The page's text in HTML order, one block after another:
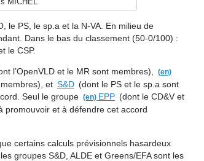
l’ACTA pourrait s’appliquer
un site web hébergeant illégalement des
spécialisée dans la contrefaçon.
à la discrétion de sociétés privées.
une coopération accrue entre des
toute largesse quant aux moyens de mise en
en doute les principes de l’État de droit.
s’agit de déterminer la licéité d’un
(FAI) à la police judiciaire lorsqu’il s’agit
en « police privée d’Internet »
le PS, le sp.a et la N-VA. En milieu de
Dans le bas du classement (50-0/100) :
le CSP.
l’OpenVLD et le MR sont membres),
et S&D (dont le PS et le sp.a sont
Seul le groupe
EPP (dont le CD&V et
promouvoir et à défendre cet accord
certains calculs prévisionnels hasardeux
groupes S&D, ALDE et Greens/EFA sont les